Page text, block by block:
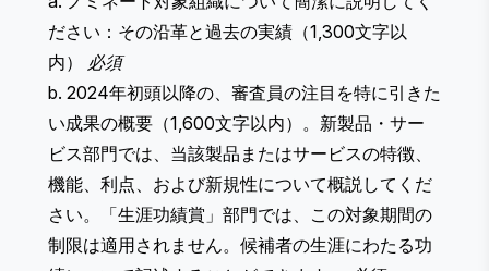
ださい：その沿革と過去の実績（1,300文字以
内） 必須
b. 2024年初頭以降の、審査員の注目を特に引きた
い成果の概要（1,600文字以内）。​​新製品・サー
ビス部門では、当該製品またはサービスの特徴、
機能、利点、および新規性について概説してくだ
さい。「生涯功績賞」部門では、この対象期間の
制限は適用されません。候補者の生涯にわたる功